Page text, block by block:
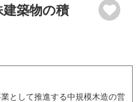
建築物の積
業として推進する中規模木造の営